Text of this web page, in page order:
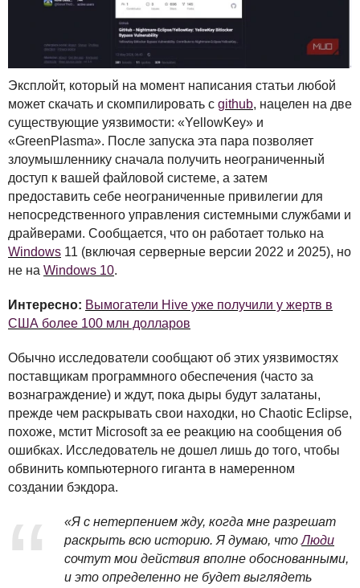
Эксплойт, который на момент написания статьи любой
может скачать и скомпилировать с github, нацелен на две
существующие уязвимости: «YellowKey» и
«GreenPlasma». После запуска эта пара позволяет
злоумышленнику сначала получить неограниченный
доступ к вашей файловой системе, а затем
предоставить себе неограниченные привилегии для
непосредственного управления системными службами и
драйверами. Сообщается, что он работает только на
Windows 11 (включая серверные версии 2022 и 2025), но
не на Windows 10.
Интересно: Вымогатели Hive уже получили у жертв в
США более 100 млн долларов
Обычно исследователи сообщают об этих уязвимостях
поставщикам программного обеспечения (часто за
вознаграждение) и ждут, пока дыры будут залатаны,
прежде чем раскрывать свои находки, но Chaotic Eclipse,
похоже, мстит Microsoft за ее реакцию на сообщения об
ошибках. Исследователь не дошел лишь до того, чтобы
обвинить компьютерного гиганта в намеренном
создании бэкдора.
«Я с нетерпением жду, когда мне разрешат
раскрыть всю историю. Я думаю, чтоЛюди
сочтут мои действия вполне обоснованными,
и это определенно не будет выглядеть